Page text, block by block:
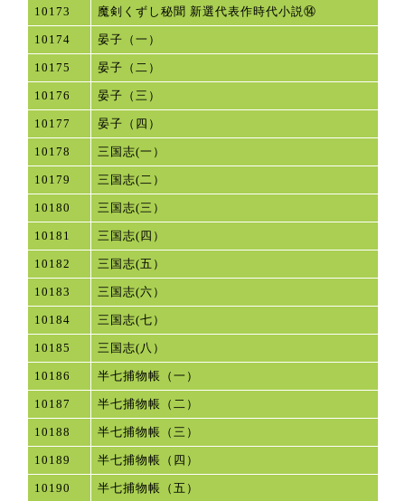
10173 魔剣くずし秘聞 新選代表作時代小説⑭
10174 晏子（一）
10175 晏子（二）
10176 晏子（三）
10177 晏子（四）
10178 三国志(一）
10179 三国志(二）
10180 三国志(三）
10181 三国志(四）
10182 三国志(五）
10183 三国志(六）
10184 三国志(七）
10185 三国志(八）
10186 半七捕物帳（一）
10187 半七捕物帳（二）
10188 半七捕物帳（三）
10189 半七捕物帳（四）
10190 半七捕物帳（五）